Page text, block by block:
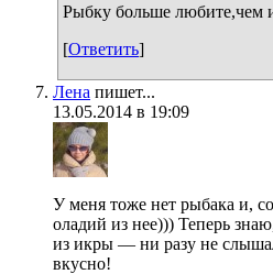
Рыбку больше любите,чем
[Ответить]
Лена пишет...
13.05.2014 в 19:09
У меня тоже нет рыбака и,
оладий из нее))) Теперь
из икры — ни разу не
вкусно!